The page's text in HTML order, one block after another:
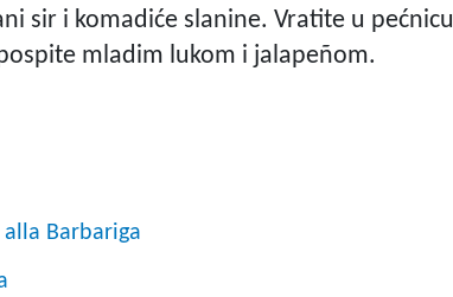
sir i komadiće slanine. Vratite u pećnicu
mladim lukom i jalapeñom.
Barbariga